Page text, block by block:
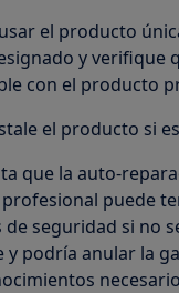
el producto
y verifique
con el producto
el producto si
que la auto-
puede
de seguridad si no
y podría anular la